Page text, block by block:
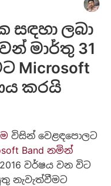
සඳහා ලබා
මාර්තු 31
Microsoft
කරයි
විසින් වෙළඳපොලට
Band නමින්
වර්ෂය වන විට
නැවැත්වීමට